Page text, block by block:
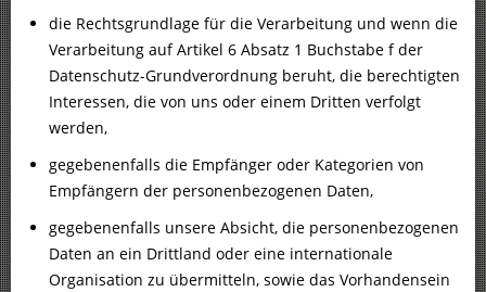
die Rechtsgrundlage für die Verarbeitung und wenn die
Verarbeitung auf Artikel 6 Absatz 1 Buchstabe f der
Datenschutz-Grundverordnung beruht, die berechtigten
Interessen, die von uns oder einem Dritten verfolgt
werden,
gegebenenfalls die Empfänger oder Kategorien von
Empfängern der personenbezogenen Daten,
gegebenenfalls unsere Absicht, die personenbezogenen
Daten an ein Drittland oder eine internationale
Organisation zu übermitteln, sowie das Vorhandensein